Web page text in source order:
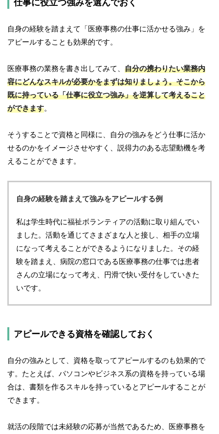
自身の経験を踏まえて「医療事務の仕事に活かせる強み」を
アピールすることも効果的です。
医療事務の業務を書き出してみて、 自分の携わりたい業務内
容にどんなスキルが必要かをまずは知りましょう。そこから
既に持っている「仕事に役立つ強み」を逆算して考えること
ができます。
そうすることで資格と同様に、自分の強みをどう仕事に活か
せるのかをイメージさせやすく、説得力のある志望動機を考
えることができます。
自身の経験を踏まえて強みをアピールする例
私は学生時代に福祉ボランティアの活動に取り組んでい
ました。活動を通じてさまざまな人と接し、相手の立場
になって考えることができるようになりました。その経
験を踏まえ、病院の窓口である医療事務の仕事では患者
さんの立場になって考え、円滑で快い受付をしていきた
いです。
アピールできる資格を確認しておく
自分の強みとして、資格を取ってアピールするのも効果的で
す。たとえば、パソコンやビジネス系の資格を持っている場
合は、書類を作るスキルを持っているとアピールすることが
できます。
就活の段階では未経験の応募が当然であるため、医療事務を